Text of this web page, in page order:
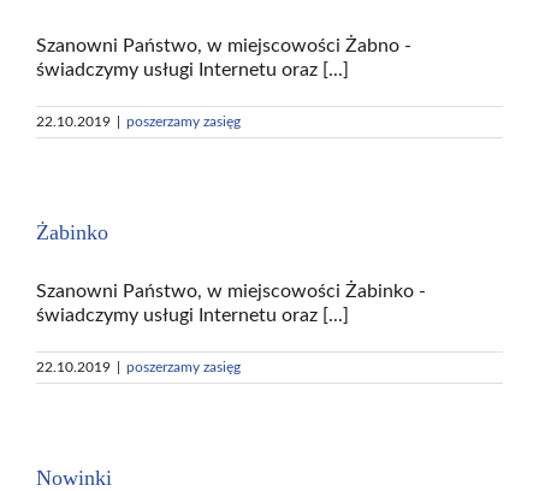
Szanowni Państwo, w miejscowości Żabno -
świadczymy usługi Internetu oraz [...]
22.10.2019 poszerzamy zasięg
Żabinko
Szanowni Państwo, w miejscowości Żabinko -
świadczymy usługi Internetu oraz [...]
22.10.2019 poszerzamy zasięg
Nowinki